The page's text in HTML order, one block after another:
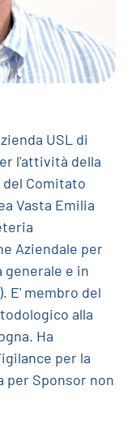
USL di
l'attività della
Comitato
Vasta Emilia
Aziendale per
e in
E' membro del
alla
Ha
per la
per Sponsor non